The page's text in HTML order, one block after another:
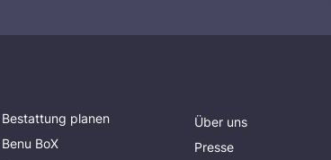
Bestattung planen
Benu BoX
Über uns
Presse